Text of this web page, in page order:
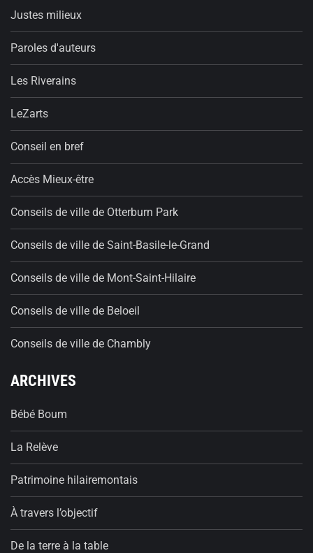
Justes milieux
Paroles d'auteurs
Les Riverains
LeZarts
Conseil en bref
Accès Mieux-être
Conseils de ville de Otterburn Park
Conseils de ville de Saint-Basile-le-Grand
Conseils de ville de Mont-Saint-Hilaire
Conseils de ville de Beloeil
Conseils de ville de Chambly
ARCHIVES
Bébé Boum
La Relève
Patrimoine hilairemontais
À travers l’objectif
De la terre à la table